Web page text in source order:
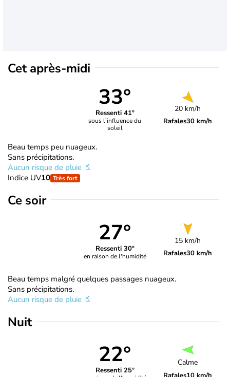
Cet après-midi
33°
Ressenti 41°
sous l’influence du
soleil
20 km/h
Rafales30 km/h
Beau temps peu nuageux.
Sans précipitations.
Aucun risque de pluie
Indice UV10 Très fort
Ce soir
27°
Ressenti 30°
en raison de l'humidité
15 km/h
Rafales30 km/h
Beau temps malgré quelques passages nuageux.
Sans précipitations.
Aucun risque de pluie
Nuit
22°
Ressenti 25°
Calme